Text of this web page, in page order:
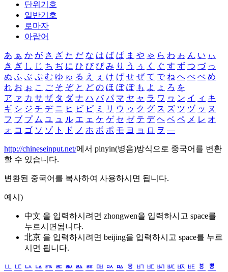
단위기호
일반기호
로마자
아랍어
あ ぁ か が さ ざ た だ な は ば ぱ ま や ゃ ら わ ゎ ん い ぃ
き ぎ し じ ち ぢ に ひ び ぴ み り う ぅ く ぐ す ず つ づ っ
ぬ ふ ぶ ぷ む ゆ ゅ る え ぇ け げ せ ぜ て で ね へ べ ぺ め
れ お ぉ こ ご そ ぞ と ど の ほ ぼ ぽ も よ ょ ろ を
ア ァ カ サ ザ タ ダ ナ ハ バ パ マ ヤ ャ ラ ワ ヮ ン イ ィ キ
ギ シ ジ チ ヂ ニ ヒ ビ ピ ミ リ ウ ゥ ク グ ス ズ ツ ヅ ッ ヌ
フ ブ プ ム ユ ュ ル エ ェ ケ ゲ セ ゼ テ デ ヘ ベ ペ メ レ オ
ォ コ ゴ ソ ゾ ト ド ノ ホ ボ ポ モ ヨ ョ ロ ヲ ―
http://chineseinput.net/에서 pinyin(병음)방식으로 중국어를 변환
할 수 있습니다.
변환된 중국어를 복사하여 사용하시면 됩니다.
예시)
中文 을 입력하시려면 zhongwen을 입력하시고 space를
누르시면됩니다.
北京 을 입력하시려면 beijing을 입력하시고 space를 누르
시면 됩니다.
ㅥ ㅦ ㅧ ㅨ ㅩ ㅪ ㅫ ㅬ ㅭ ㅮ ㅯ ㅰ ㅱ ㅲ ㅳ ㅴ ㅵ ㅶ ㅷ ㅸ
ㅹ